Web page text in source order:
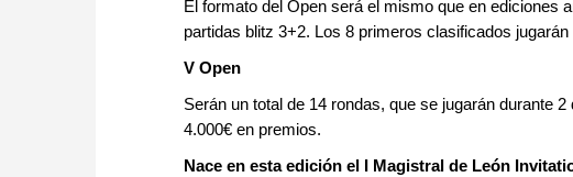
El formato del Open será el mismo que en ediciones
partidas blitz 3+2. Los 8 primeros clasificados
V Open
Serán un total de 14 rondas, que se jugarán durante
4.000€ en premios.
Nace en esta edición el I Magistral de León